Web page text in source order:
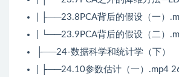
| ├──23.8PCA背后的假设（一）
| └──23.9PCA背后的假设（二）
├──24-数据科学和统计学（下）
| ├──24.10参数估计（一）.mp4